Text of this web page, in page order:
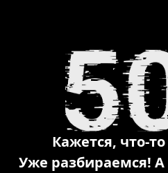
Кажется, что-
Уже разбираемся!